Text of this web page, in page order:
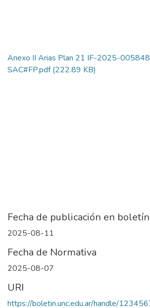
Anexo II Arias Plan 21 IF-2025-
SAC#FP.pdf(222.89 KB)
Fecha de publicación en boletín
2025-08-11
Fecha de Normativa
2025-08-07
URI
https://boletin.unc.edu.ar/handle/